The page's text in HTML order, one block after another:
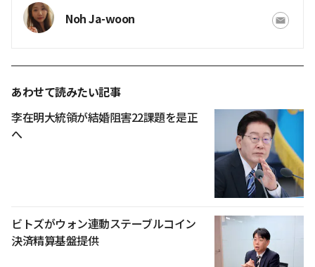
Noh Ja-woon
あわせて読みたい記事
李在明大統領が結婚阻害22課題を是正
へ
ビトズがウォン連動ステーブルコイン
決済精算基盤提供